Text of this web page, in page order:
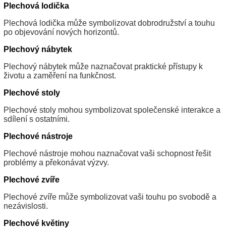
Plechová lodička
Plechová lodička může symbolizovat dobrodružství a touhu
po objevování nových horizontů.
Plechový nábytek
Plechový nábytek může naznačovat praktické přístupy k
životu a zaměření na funkčnost.
Plechové stoly
Plechové stoly mohou symbolizovat společenské interakce a
sdílení s ostatními.
Plechové nástroje
Plechové nástroje mohou naznačovat vaši schopnost řešit
problémy a překonávat výzvy.
Plechové zvíře
Plechové zvíře může symbolizovat vaši touhu po svobodě a
nezávislosti.
Plechové květiny